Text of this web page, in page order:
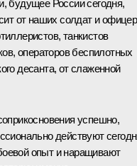
будущее России сегодня,
от наших солдат и
танкистов
операторов беспилотных
десанта, от слаженной
успешно,
действуют
опыт и наращивают